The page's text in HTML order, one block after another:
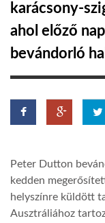
GLOBOTV BP
HÍR3D
TROPICALMAGAZIN
AFRIKA TUDÁSTÁR
karácsony-
ahol előző
bevándorló
Peter Dutton
kedden
helyszínre küldött
Ausztráliához